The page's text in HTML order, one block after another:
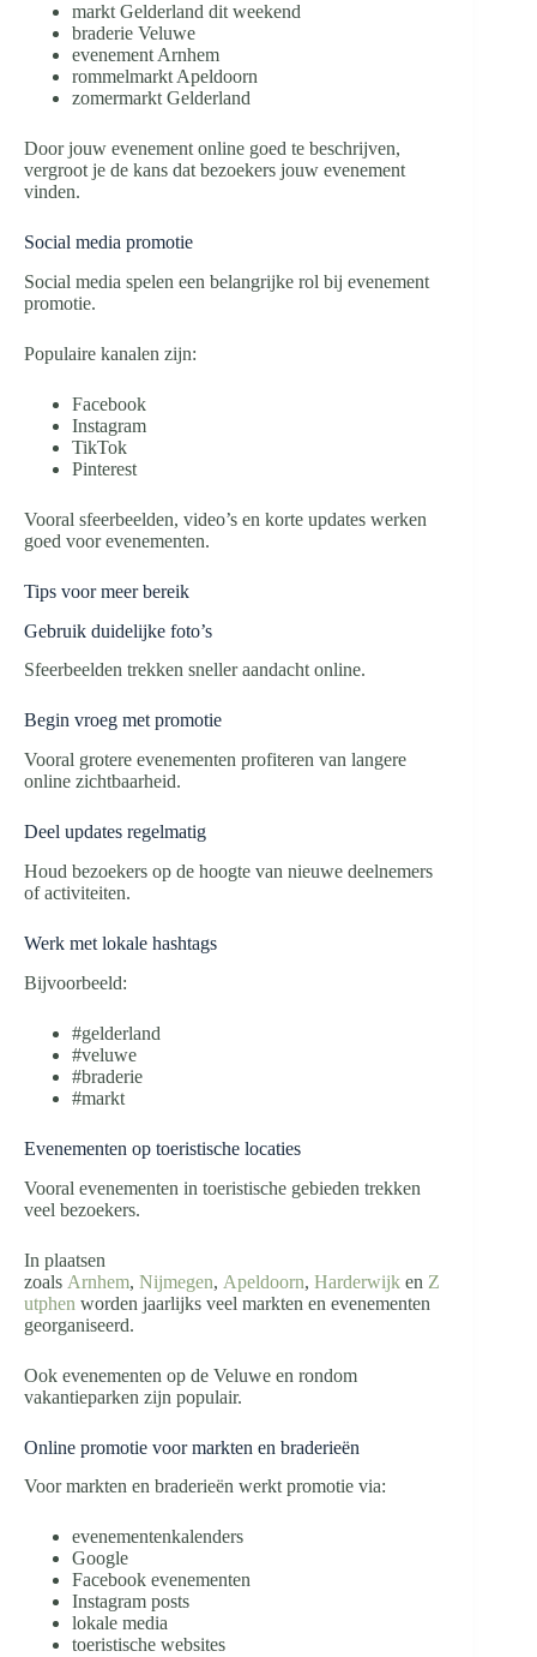
markt Gelderland dit weekend
braderie Veluwe
evenement Arnhem
rommelmarkt Apeldoorn
zomermarkt Gelderland
Door jouw evenement online goed te beschrijven,
vergroot je de kans dat bezoekers jouw evenement
vinden.
Social media promotie
Social media spelen een belangrijke rol bij evenement
promotie.
Populaire kanalen zijn:
Facebook
Instagram
TikTok
Pinterest
Vooral sfeerbeelden, video’s en korte updates werken
goed voor evenementen.
Tips voor meer bereik
Gebruik duidelijke foto’s
Sfeerbeelden trekken sneller aandacht online.
Begin vroeg met promotie
Vooral grotere evenementen profiteren van langere
online zichtbaarheid.
Deel updates regelmatig
Houd bezoekers op de hoogte van nieuwe deelnemers
of activiteiten.
Werk met lokale hashtags
Bijvoorbeeld:
#gelderland
#veluwe
#braderie
#markt
Evenementen op toeristische locaties
Vooral evenementen in toeristische gebieden trekken
veel bezoekers.
In plaatsen
zoals Arnhem, Nijmegen, Apeldoorn, Harderwijk en Z
utphen worden jaarlijks veel markten en evenementen
georganiseerd.
Ook evenementen op de Veluwe en rondom
vakantieparken zijn populair.
Online promotie voor markten en braderieën
Voor markten en braderieën werkt promotie via:
evenementenkalenders
Google
Facebook evenementen
Instagram posts
lokale media
toeristische websites